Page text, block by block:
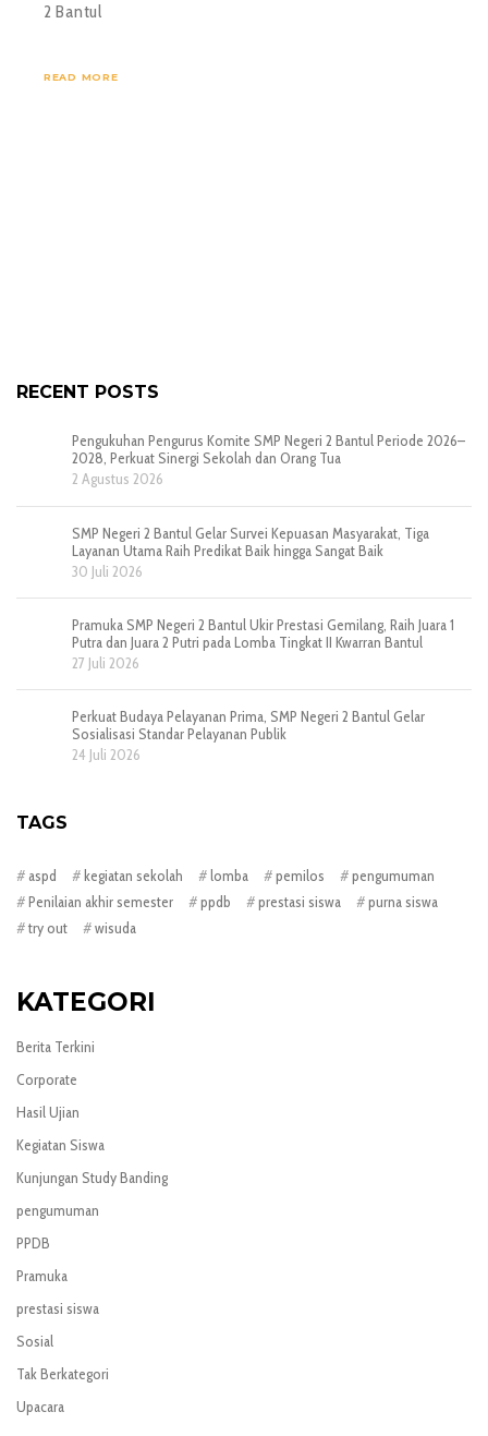
2 Bantul
READ MORE
RECENT POSTS
Pengukuhan Pengurus Komite SMP Negeri 2 Bantul Periode 2026–
2028, Perkuat Sinergi Sekolah dan Orang Tua
2 Agustus 2026
SMP Negeri 2 Bantul Gelar Survei Kepuasan Masyarakat, Tiga
Layanan Utama Raih Predikat Baik hingga Sangat Baik
30 Juli 2026
Pramuka SMP Negeri 2 Bantul Ukir Prestasi Gemilang, Raih Juara 1
Putra dan Juara 2 Putri pada Lomba Tingkat II Kwarran Bantul
27 Juli 2026
Perkuat Budaya Pelayanan Prima, SMP Negeri 2 Bantul Gelar
Sosialisasi Standar Pelayanan Publik
24 Juli 2026
TAGS
aspd kegiatan sekolah lomba pemilos
pengumuman
Penilaian akhir semester
ppdb prestasi siswa
purna siswa
try out
wisuda
KATEGORI
Berita Terkini
Corporate
Hasil Ujian
Kegiatan Siswa
Kunjungan Study Banding
pengumuman
PPDB
Pramuka
prestasi siswa
Sosial
Tak Berkategori
Upacara